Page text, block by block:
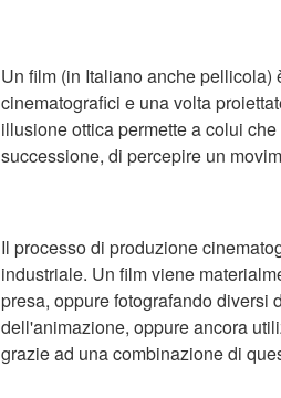
Un film (in Italiano anche pellicola)
cinematografici e una volta
illusione ottica permette a colui
successione, di percepire un
Il processo di produzione
industriale. Un film viene
presa, oppure fotografando
dell'animazione, oppure ancora
grazie ad una combinazione di